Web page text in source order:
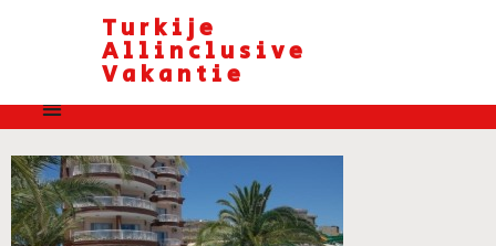
Turkije
Allinclusive
Vakantie